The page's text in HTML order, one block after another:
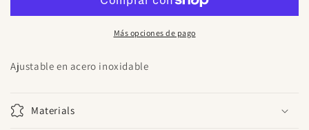
Más opciones de pago
Ajustable en acero inoxidable
Materials